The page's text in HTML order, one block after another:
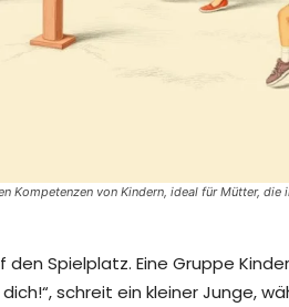
Kompetenzen von Kindern, ideal für Mütter, die
Spielplatz. Eine Gruppe
schreit ein kleiner Junge,